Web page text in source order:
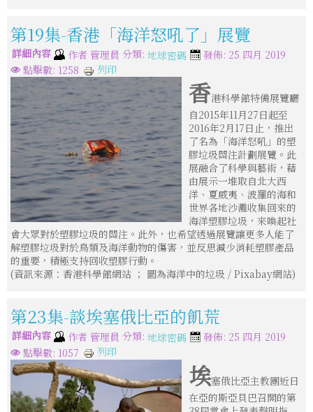
第19集-香港「海洋怒吼了」展覽
詳細內容 作者 管理員 分類: 地球密碼
發佈: 25 四月 2019
點擊數: 1258
列印
香港科學館特備展覽廳
自2015年11月27日起至
2016年2月17日止，推出
了名為「海洋怒吼」的塑
膠垃圾關注計劃展覽。此
展融合了科學與藝術，藉
由展示一堆取自北大西
洋、夏威夷、波羅的海和
世界各地沙灘收集回來的
海洋塑膠垃圾，來喚起社
會大眾對於塑膠垃圾的關注。此外，也希望透過展覽讓更多人能了
解塑膠垃圾對於鳥類及海洋動物的傷害，並反思減少消耗塑膠產品
的重要，積極支持回收塑膠行動。
(資訊來源：香港科學館網站 ； 圖為海洋中的垃圾 / Pixabay網站)
第23集-談埃塞俄比亞的飢荒
詳細內容 作者 管理員 分類: 地球密碼
發佈: 25 四月 2019
點擊數: 1057
列印
埃塞俄比亞主教團近日
在亞的斯亞貝巴召開的第